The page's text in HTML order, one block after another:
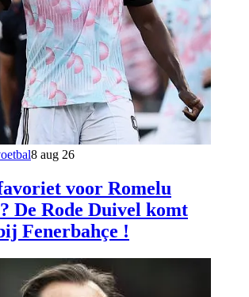
8 aug 26
voor Romelu
De Rode Duivel komt
Fenerbahçe !